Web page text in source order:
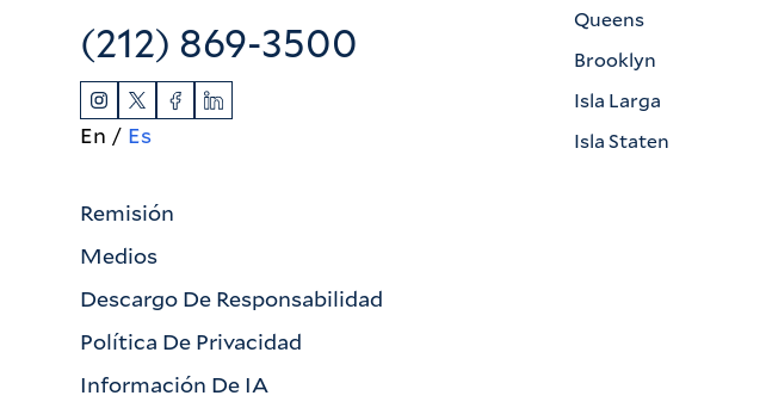
(212) 869-3500
En Es
Remisión
Medios
Descargo De Responsabilidad
Política De Privacidad
Información De IA
Queens
Brooklyn
Isla Larga
Isla Staten